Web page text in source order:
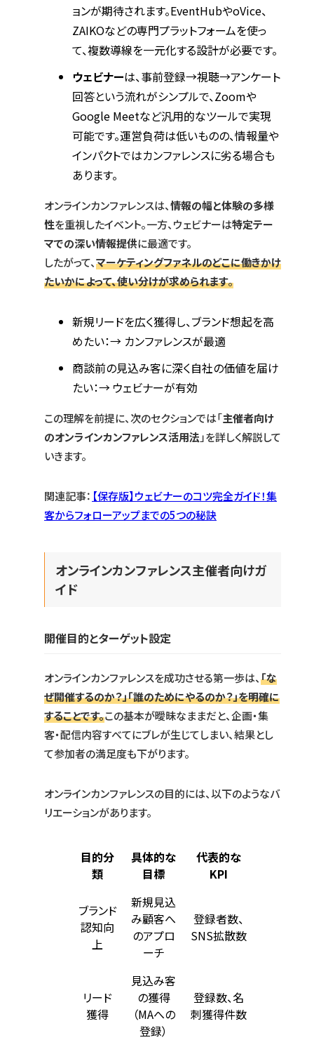
ョンが期待されます。EventHubやoVice、
ZAIKOなどの専門プラットフォームを使っ
て、複数導線を一元化する設計が必要です。
ウェビナーは、事前登録→視聴→アンケート
回答という流れがシンプルで、Zoomや
Google Meetなど汎用的なツールで実現
可能です。運営負荷は低いものの、情報量や
インパクトではカンファレンスに劣る場合も
あります。
オンラインカンファレンスは、情報の幅と体験の多様
性を重視したイベント。一方、ウェビナーは特定テー
マでの深い情報提供に最適です。
したがって、マーケティングファネルのどこに働きかけ
たいかによって、使い分けが求められます。
新規リードを広く獲得し、ブランド想起を高
めたい：→ カンファレンスが最適
商談前の見込み客に深く自社の価値を届け
たい：→ ウェビナーが有効
この理解を前提に、次のセクションでは「主催者向け
のオンラインカンファレンス活用法 」を詳しく解説して
いきます。
関連記事： 【保存版】ウェビナーのコツ完全ガイド！集
客からフォローアップまでの5つの秘訣
オンラインカンファレンス主催者向けガ
イド
開催目的とターゲット設定
オンラインカンファレンスを成功させる第一歩は、「な
ぜ開催するのか？」「誰のためにやるのか？」を明確に
することです。この基本が曖昧なままだと、企画・集
客・配信内容すべてにブレが生じてしまい、結果とし
て参加者の満足度も下がります。
オンラインカンファレンスの目的には、以下のようなバ
リエーションがあります。
目的分
類
具体的な
目標
代表的な
KPI
ブランド
認知向
上
新規見込
み顧客へ
のアプロ
ーチ
登録者数、
SNS拡散数
リード
獲得
見込み客
の獲得
（MAへの
登録）
登録数、名
刺獲得件数